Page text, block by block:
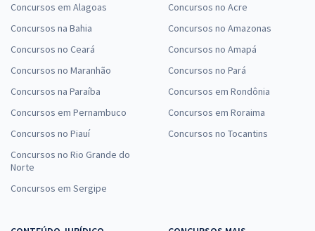
Concursos em Alagoas
Concursos na Bahia
Concursos no Ceará
Concursos no Maranhão
Concursos na Paraíba
Concursos em Pernambuco
Concursos no Piauí
Concursos no Rio Grande do
Norte
Concursos em Sergipe
Concursos no Acre
Concursos no Amazonas
Concursos no Amapá
Concursos no Pará
Concursos em Rondônia
Concursos em Roraima
Concursos no Tocantins